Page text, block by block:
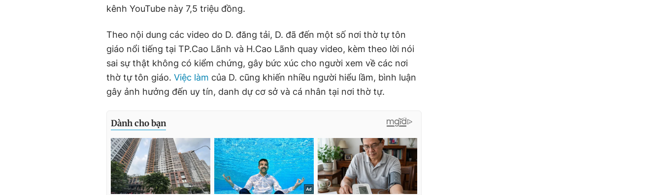
kênh YouTube này 7,5 triệu đồng.
Theo nội dung các video do D. đăng tải, D. đã đến một số nơi thờ tự tôn
giáo nổi tiếng tại TP.Cao Lãnh và H.Cao Lãnh quay video, kèm theo lời nói
sai sự thật không có kiểm chứng, gây bức xúc cho người xem về các nơi
thờ tự tôn giáo. Việc làm của D. cũng khiến nhiều người hiểu lầm, bình luận
gây ảnh hưởng đến uy tín, danh dự cơ sở và cá nhân tại nơi thờ tự.